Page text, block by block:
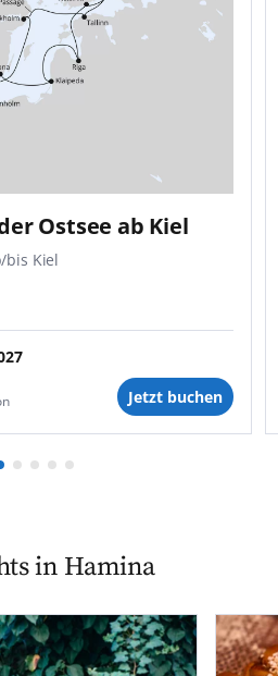
Ostsee ab Kiel
bis Kiel
Jetzt buchen
in Hamina